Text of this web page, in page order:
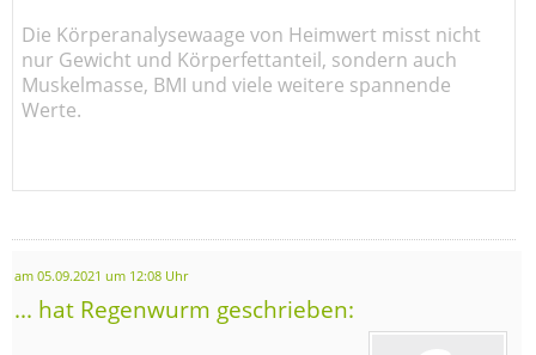
Die Körperanalysewaage von Heimwert misst nicht
nur Gewicht und Körperfettanteil, sondern auch
Muskelmasse, BMI und viele weitere spannende
Werte.
am 05.09.2021 um 12:08 Uhr
... hat Regenwurm geschrieben: